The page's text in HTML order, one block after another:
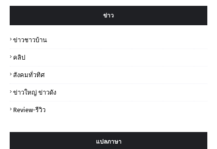
ข่าว
ข่าวชาวบ้าน
คลิป
สังคมทั่วทิศ
ข่าวใหญ่ ข่าวดัง
Review-รีวิว
แปลภาษา